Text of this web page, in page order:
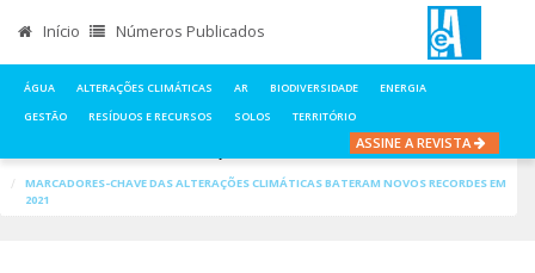
Início Números Publicados
ÁGUA ALTERAÇÕES CLIMÁTICAS AR BIODIVERSIDADE
ENERGIA
GESTÃO
RESÍDUOS E RECURSOS SOLOS TERRITÓRIO
ASSINE A REVISTA
MARCADORES-CHAVE DAS ALTERAÇÕES CLIMÁTICAS BATERAM NOVOS RECORDES EM
2021